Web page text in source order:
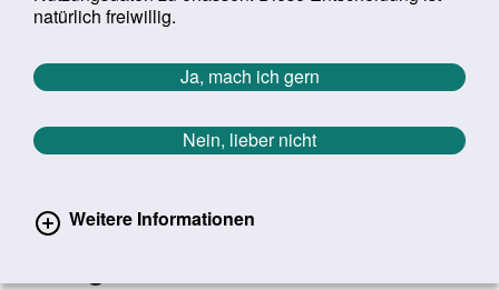
natürlich freiwillig.
Ja, mach ich gern
Nein, lieber nicht
Weitere Informationen
Startseite Aktuelles Aktuelle Meldungen
Aktuelle Meldungen
Zurück zur Übersicht erster
vorheriger
721/1627
Durch Klimawandel UV-Schutz immer